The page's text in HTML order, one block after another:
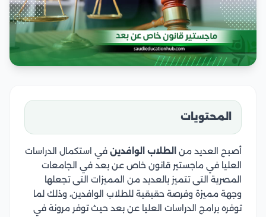
المحتويات
أصبح العديد من الطلاب الوافدين في استكمال الدراسات
العليا في ماجستير قانون خاص عن بعد في الجامعات
المصرية التى تتميز بالعديد من المميزات التى تجعلها
وجهة مميزة وفرصة حقيقية للطلاب الوافدين، وذلك لما
توفره برامج الدراسات العليا عن بعد حيث توفر مرونة في